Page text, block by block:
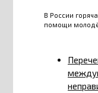
В России
помощи